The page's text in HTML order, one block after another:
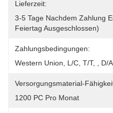
Lieferzeit:
3-5 Tage Nachdem Zahlung
Feiertag Ausgeschlossen)
Zahlungsbedingungen:
Western Union, L/C, T/T, , D/
Versorgungsmaterial-
1200 PC Pro Monat